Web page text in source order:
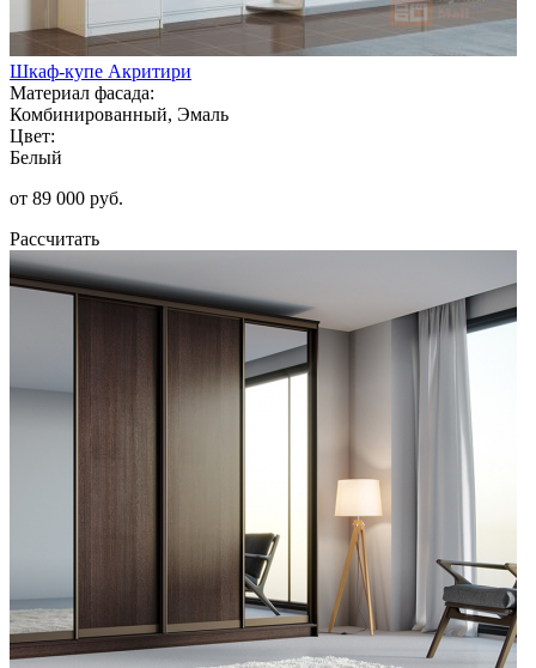
Шкаф-купе Акритири
Материал фасада:
Комбинированный, Эмаль
Цвет:
Белый
от 89 000 руб.
Рассчитать